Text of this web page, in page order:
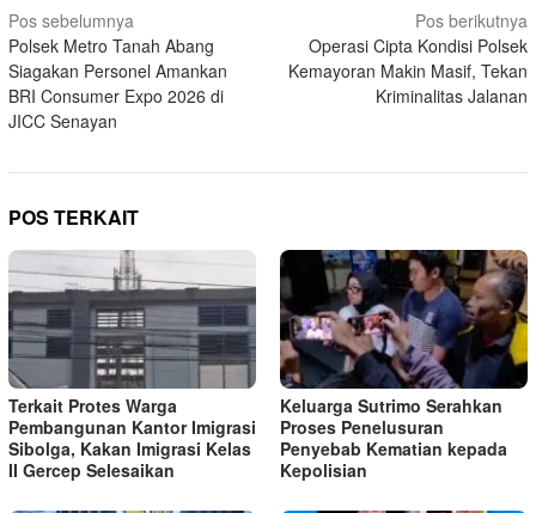
Navigasi
pos
Pos sebelumnya
Polsek Metro Tanah Abang
Siagakan Personel Amankan
BRI Consumer Expo 2026 di
JICC Senayan
Pos berikutnya
Operasi Cipta Kondisi Polsek
Kemayoran Makin Masif, Tekan
Kriminalitas Jalanan
POS TERKAIT
Terkait Protes Warga
Pembangunan Kantor Imigrasi
Sibolga, Kakan Imigrasi Kelas
II Gercep Selesaikan
Keluarga Sutrimo Serahkan
Proses Penelusuran
Penyebab Kematian kepada
Kepolisian